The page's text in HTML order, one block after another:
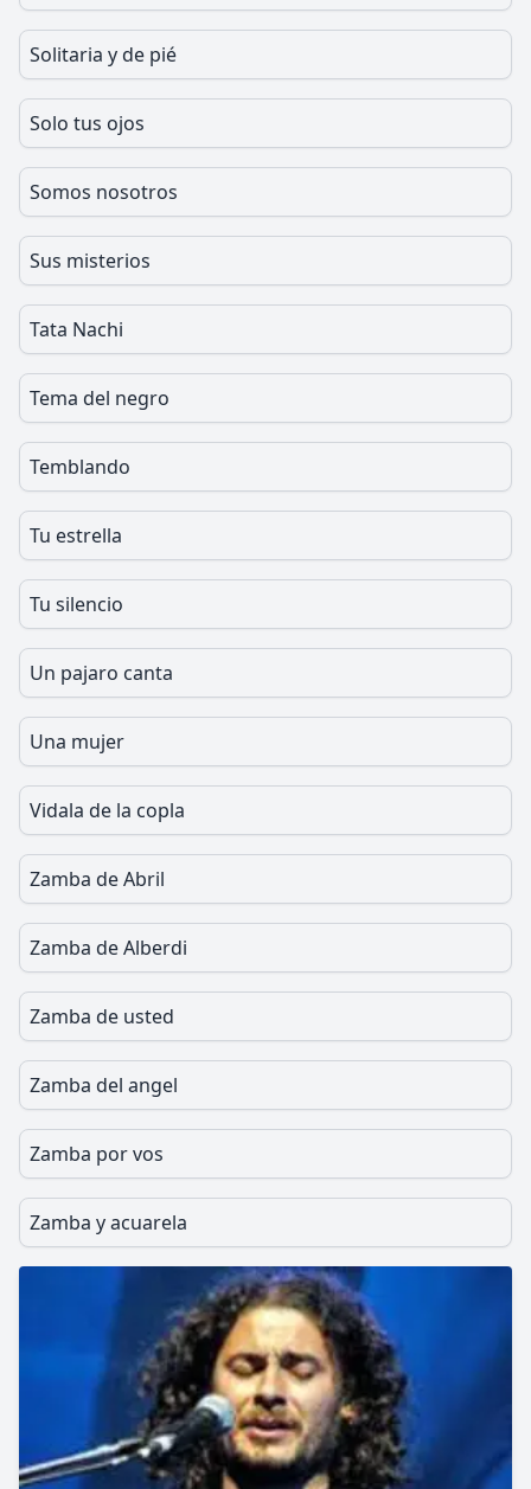
Solitaria y de pié
Solo tus ojos
Somos nosotros
Sus misterios
Tata Nachi
Tema del negro
Temblando
Tu estrella
Tu silencio
Un pajaro canta
Una mujer
Vidala de la copla
Zamba de Abril
Zamba de Alberdi
Zamba de usted
Zamba del angel
Zamba por vos
Zamba y acuarela